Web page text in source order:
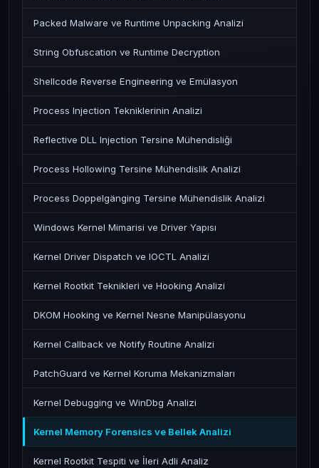
Packed Malware ve Runtime Unpacking Analizi
String Obfuscation ve Runtime Decryption
Shellcode Reverse Engineering ve Emülasyon
Process Injection Tekniklerinin Analizi
Reflective DLL Injection Tersine Mühendisliği
Process Hollowing Tersine Mühendislik Analizi
Process Doppelgänging Tersine Mühendislik Analizi
Windows Kernel Mimarisi ve Driver Yapısı
Kernel Driver Dispatch ve IOCTL Analizi
Kernel Rootkit Teknikleri ve Hooking Analizi
DKOM Hooking ve Kernel Nesne Manipülasyonu
Kernel Callback ve Notify Routine Analizi
PatchGuard ve Kernel Koruma Mekanizmaları
Kernel Debugging ve WinDbg Analizi
Kernel Memory Forensics ve Bellek Analizi
Kernel Rootkit Tespiti ve İleri Adli Analiz